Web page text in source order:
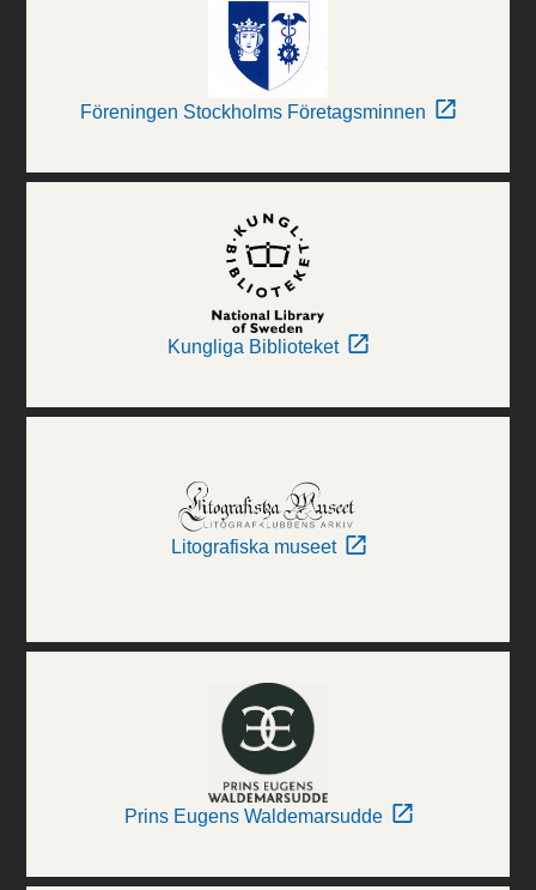
Föreningen Stockholms Företagsminnen
Kungliga Biblioteket
Litografiska museet
Prins Eugens Waldemarsudde